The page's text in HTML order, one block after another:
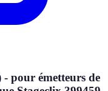
pour émetteurs de